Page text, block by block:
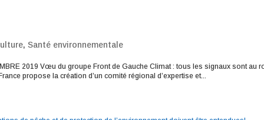
,Santé environnementale
2019 Vœu du groupe Front de Gauche Climat : tous les signaux sont au
propose la création d’un comité régional d’expertise et...